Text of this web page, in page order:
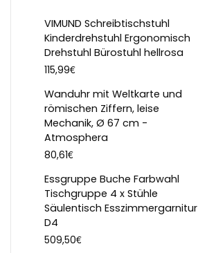
VIMUND Schreibtischstuhl
Kinderdrehstuhl Ergonomisch
Drehstuhl Bürostuhl hellrosa
115,99€
Wanduhr mit Weltkarte und
römischen Ziffern, leise
Mechanik, Ø 67 cm -
Atmosphera
80,61€
Essgruppe Buche Farbwahl
Tischgruppe 4 x Stühle
Säulentisch Esszimmergarnitur
D4
509,50€